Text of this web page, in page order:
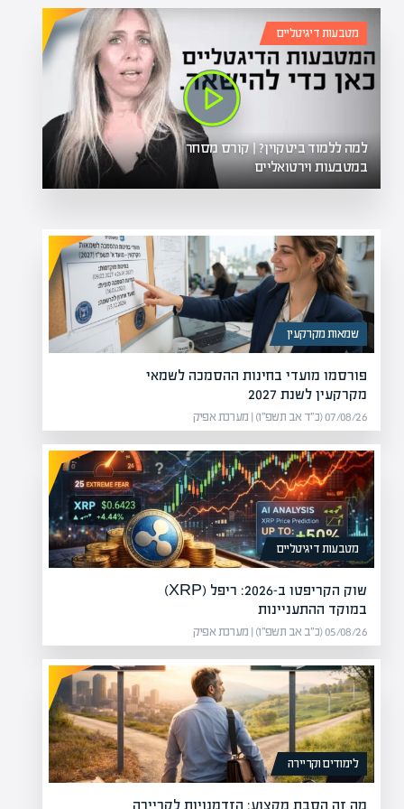
מסחר במתחם ההרס של
ברחובות מירי טילים,
קצב
הבנייה
מטבעות דיגיטליים
למה ללמוד ביטקוין? | קורס מסחר
במטבעות וירטואליים
שמאות מקרקעין
פורסמו מועדי בחינות ההסמכה לשמאי
מקרקעין לשנת 2027
07/08/26 (כ״ד אב תשפ״ו) | מערכת אפיק
מטבעות דיגיטליים
שוק הקריפטו ב-2026: ריפל (XRP)
במוקד ההתעניינות
05/08/26 (כ״ב אב תשפ״ו) | מערכת אפיק
לימודים וקריירה
מה זה הסבת מקצוע: הזדמנויות לקריירה